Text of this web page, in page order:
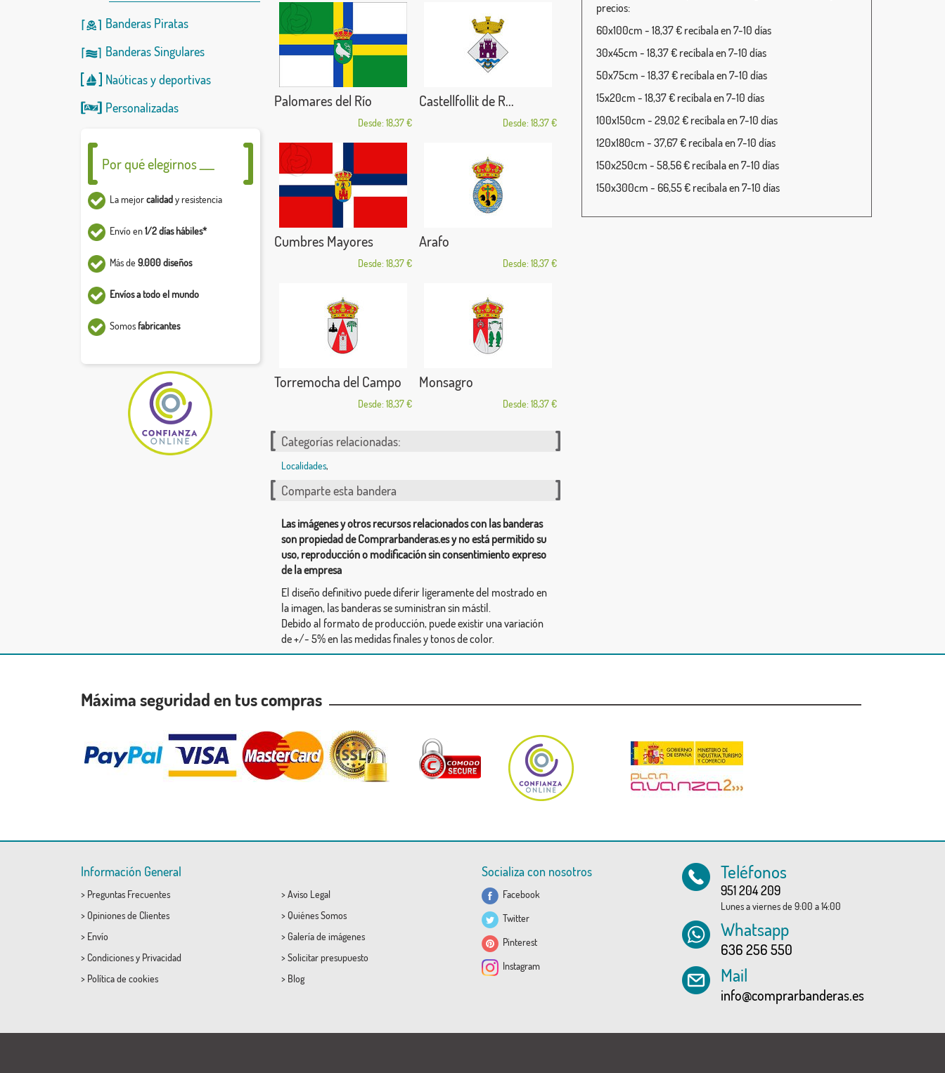
Banderas Piratas
Banderas Singulares
Naúticasydeportivas
Personalizadas
Por qué elegirnos ___
La mejorcalidady resistencia
Envío en1/2 días hábiles*
Más de 9.000 diseños
Envíos a todo el mundo
Somosfabricantes
Palomares del Río
Desde: 18,37 €
Castellfollit de R...
Desde: 18,37 €
Cumbres Mayores
Desde: 18,37 €
Arafo
Desde: 18,37 €
Torremocha del Campo
Desde: 18,37 €
Monsagro
Desde: 18,37 €
Categorías relacionadas:
Localidades,
Comparte esta bandera
Las imágenes y otros recursos relacionados con las banderas
son propiedad de Comprarbanderas.es y no está permitido su
uso, reproducción o modificación sin consentimiento expreso
de la empresa
El diseño definitivo puede diferir ligeramente del mostrado en
la imagen, las banderas se suministran sin mástil.
Debido al formato de producción, puede existir una variación
de +/- 5% en las medidas finales y tonos de color.
precios:
60x100cm - 18,37 € recíbala en 7-10 días
30x45cm - 18,37 € recíbala en 7-10 días
50x75cm - 18,37 € recíbala en 7-10 días
15x20cm - 18,37 € recíbala en 7-10 días
100x150cm - 29,02 € recíbala en 7-10 días
120x180cm - 37,67 € recíbala en 7-10 días
150x250cm - 58,56 € recíbala en 7-10 días
150x300cm - 66,55 € recíbala en 7-10 días
Máxima seguridad en tus compras
Información General
> Preguntas Frecuentes
> Opiniones de Clientes
> Envío
> Condicionesy Privacidad
> Política de cookies
> Aviso Legal
> Quiénes Somos
> Galería de imágenes
> Solicitar presupuesto
> Blog
Socializa con nosotros
Facebook
Twitter
Pinterest
Instagram
Teléfonos
951 204 209
Lunes a viernes de 9:00 a 14:00
Whatsapp
636 256 550
Mail
info@comprarbanderas.es